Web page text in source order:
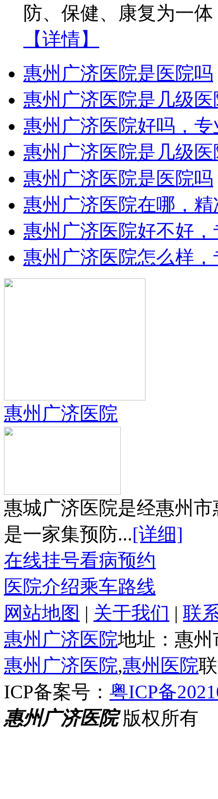
防、保健、康复为一
【详情】
惠州广济医院是医院吗
惠州广济医院是几级医
惠州广济医院好吗，专
惠州广济医院是几级医
惠州广济医院是医院吗
惠州广济医院在哪，精
惠州广济医院好不好，
惠州广济医院怎么样，
惠州广济医院
惠城广济医院是经惠州
是一家集预防...[详细]
在线挂号看病预约
医院介绍乘车路线
网站地图 | 关于我们 | 联
惠州广济医院地址：惠
惠州广济医院,惠州医院
ICP备案号： 粤ICP备
惠州广济医院版权所有